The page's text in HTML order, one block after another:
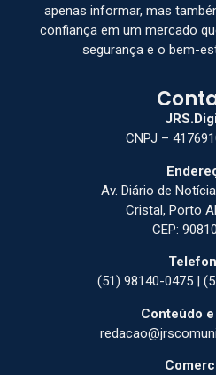
apenas informar, mas
confiança em um mercado
segurança e o bem-
CNPJ –
Av. Diário de
Cristal, Porto
CEP:
(51) 98140-0475 |
Conteúdo